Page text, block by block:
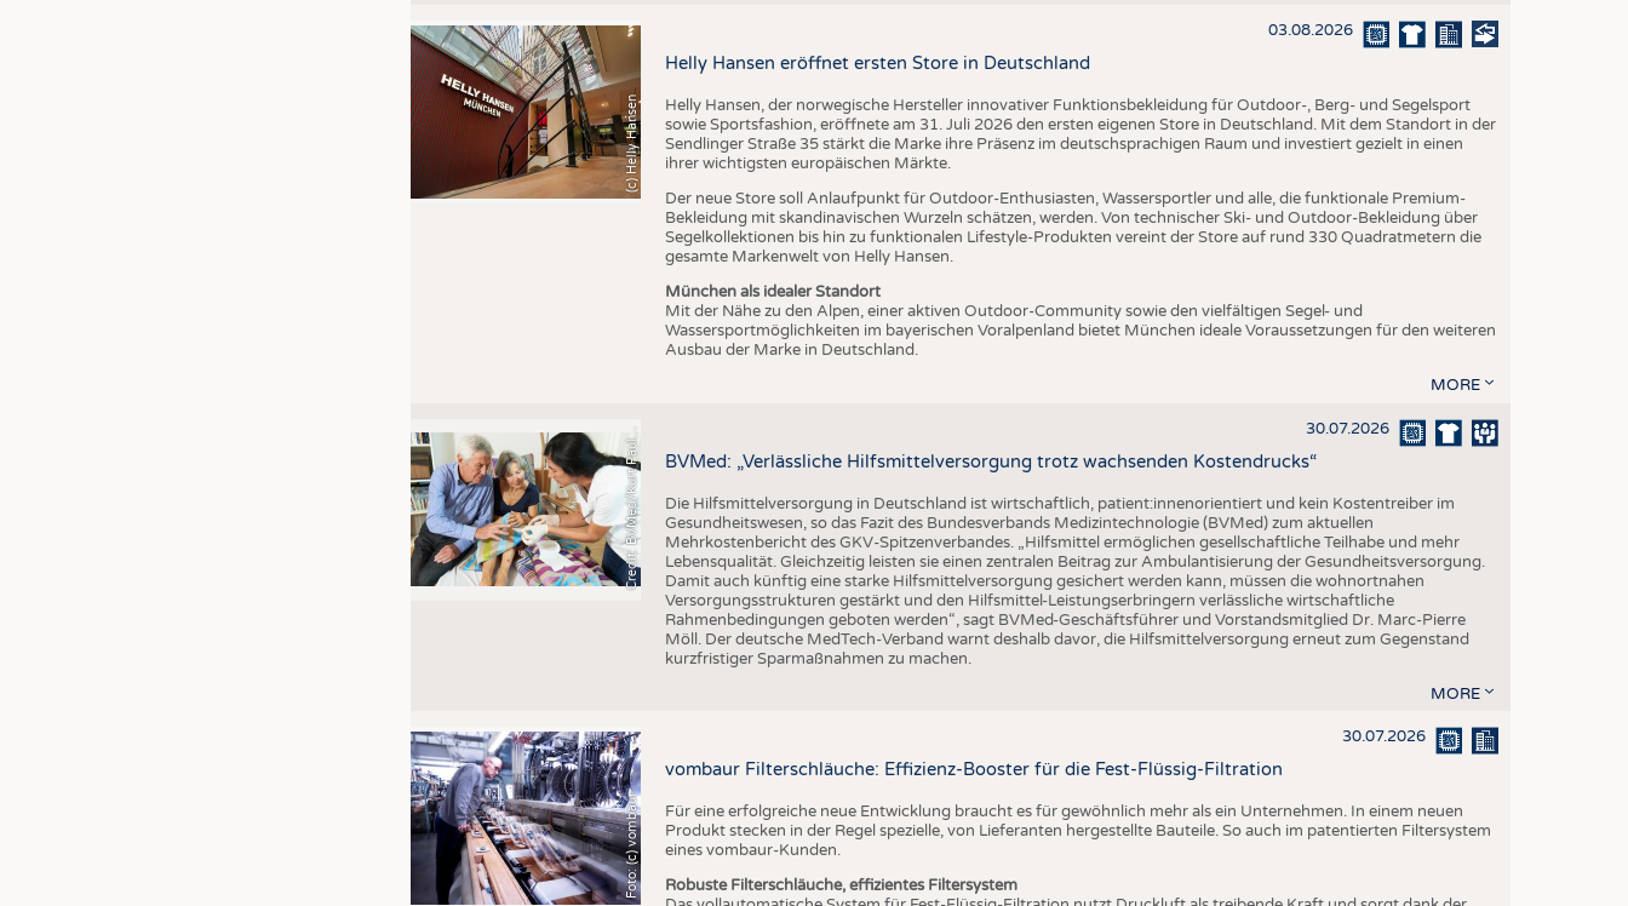
STELLENMARKT
KRÜGER PERSONAL HEADHUNTING
PRAKTIKA & AUSBILDUNGEN DTV AUSSCHREIBUNGSDIENST
DAUNENCHECK
TERMINE
BRANCHENTERMINE
(c) Helly Hansen
03.08.2026
Helly Hansen eröffnet ersten Store in Deutschland
Helly Hansen, der norwegische Hersteller innovativer Funktionsbekleidung für Outdoor-, Berg- und Segelsport
sowie Sportsfashion, eröffnete am 31. Juli 2026 den ersten eigenen Store in Deutschland. Mit dem Standort in der
Sendlinger Straße 35 stärkt die Marke ihre Präsenz im deutschsprachigen Raum und investiert gezielt in einen
ihrer wichtigsten europäischen Märkte.
Der neue Store soll Anlaufpunkt für Outdoor-Enthusiasten, Wassersportler und alle, die funktionale Premium-
Bekleidung mit skandinavischen Wurzeln schätzen, werden. Von technischer Ski- und Outdoor-Bekleidung über
Segelkollektionen bis hin zu funktionalen Lifestyle-Produkten vereint der Store auf rund 330 Quadratmetern die
gesamte Markenwelt von Helly Hansen.
München als idealer Standort
Mit der Nähe zu den Alpen, einer aktiven Outdoor-Community sowie den vielfältigen Segel- und
Wassersportmöglichkeiten im bayerischen Voralpenland bietet München ideale Voraussetzungen für den weiteren
Ausbau der Marke in Deutschland.
MORE
C
r
e
d
i
t
:
B
V
M
e
d
/
K
u
r
t
P
a
u
l
u
s 30.07.2026
BVMed: „Verlässliche Hilfsmittelversorgung trotz wachsenden Kostendrucks“
Die Hilfsmittelversorgung in Deutschland ist wirtschaftlich, patient:innenorientiert und kein Kostentreiber im
Gesundheitswesen, so das Fazit des Bundesverbands Medizintechnologie (BVMed) zum aktuellen
Mehrkostenbericht des GKV-Spitzenverbandes. „Hilfsmittel ermöglichen gesellschaftliche Teilhabe und mehr
Lebensqualität. Gleichzeitig leisten sie einen zentralen Beitrag zur Ambulantisierung der Gesundheitsversorgung.
Damit auch künftig eine starke Hilfsmittelversorgung gesichert werden kann, müssen die wohnortnahen
Versorgungsstrukturen gestärkt und den Hilfsmittel-Leistungserbringern verlässliche wirtschaftliche
Rahmenbedingungen geboten werden“, sagt BVMed-Geschäftsführer und Vorstandsmitglied Dr. Marc-Pierre
Möll. Der deutsche MedTech-Verband warnt deshalb davor, die Hilfsmittelversorgung erneut zum Gegenstand
kurzfristiger Sparmaßnahmen zu machen.
MORE
Foto: (c) vombaur
30.07.2026
vombaur Filterschläuche: Effizienz-Booster für die Fest-Flüssig-Filtration
Für eine erfolgreiche neue Entwicklung braucht es für gewöhnlich mehr als ein Unternehmen. In einem neuen
Produkt stecken in der Regel spezielle, von Lieferanten hergestellte Bauteile. So auch im patentierten Filtersystem
eines vombaur-Kunden.
Robuste Filterschläuche, effizientes Filtersystem